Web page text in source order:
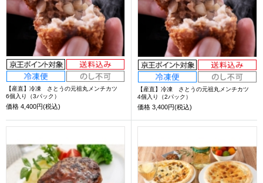
【産直】冷凍 さとうの元祖丸メンチカツ
6個入り（3パック）
価格 4,400円(税込)
【産直】冷凍 さとうの元祖丸メンチカツ
4個入り（2パック）
価格 3,400円(税込)